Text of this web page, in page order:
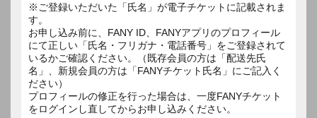
※ご登録いただいた「氏名」が電子チケットに記載されま
す。
お申し込み前に、FANY ID、FANYアプリのプロフィール
にて正しい「氏名・フリガナ・電話番号」をご登録されて
いるかご確認ください。（既存会員の方は「配送先氏
名」、新規会員の方は「FANYチケット氏名」にご記入く
ださい）
プロフィールの修正を行った場合は、一度FANYチケット
をログインし直してからお申し込みください。